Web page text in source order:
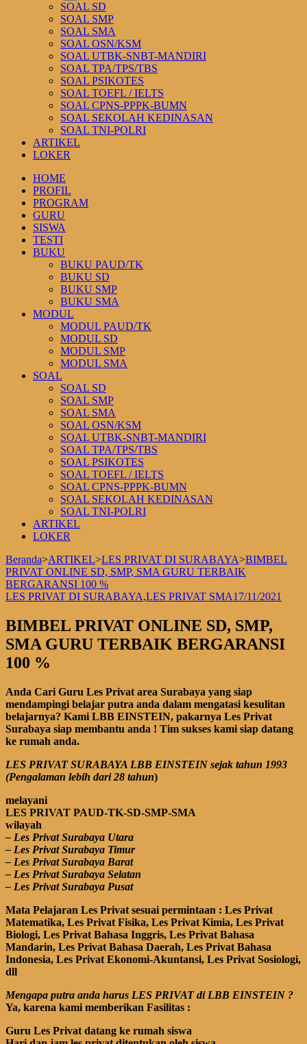
SOAL SD
SOAL SMP
SOAL SMA
SOAL OSN/KSM
SOAL UTBK-SNBT-MANDIRI
SOAL TPA/TPS/TBS
SOAL PSIKOTES
SOAL TOEFL / IELTS
SOAL CPNS-PPPK-BUMN
SOAL SEKOLAH KEDINASAN
SOAL TNI-POLRI
ARTIKEL
LOKER
HOME
PROFIL
PROGRAM
GURU
SISWA
TESTI
BUKU
BUKU PAUD/TK
BUKU SD
BUKU SMP
BUKU SMA
MODUL
MODUL PAUD/TK
MODUL SD
MODUL SMP
MODUL SMA
SOAL
SOAL SD
SOAL SMP
SOAL SMA
SOAL OSN/KSM
SOAL UTBK-SNBT-MANDIRI
SOAL TPA/TPS/TBS
SOAL PSIKOTES
SOAL TOEFL / IELTS
SOAL CPNS-PPPK-BUMN
SOAL SEKOLAH KEDINASAN
SOAL TNI-POLRI
ARTIKEL
LOKER
Beranda>ARTIKEL>LES PRIVAT DI SURABAYA>BIMBEL
PRIVAT ONLINE SD, SMP, SMA GURU TERBAIK
BERGARANSI 100 %
LES PRIVAT DI SURABAYA,LES PRIVAT SMA17/11/2021
BIMBEL PRIVAT ONLINE SD, SMP,
SMA GURU TERBAIK BERGARANSI
100 %
Anda Cari Guru Les Privat area Surabaya yang siap
mendampingi belajar putra anda dalam mengatasi kesulitan
belajarnya? Kami LBB EINSTEIN, pakarnya Les Privat
Surabaya siap membantu anda ! Tim sukses kami siap datang
ke rumah anda.
LES PRIVAT SURABAYA LBB EINSTEIN sejak tahun 1993
(Pengalaman lebih dari 28 tahun)
melayani
LES PRIVAT PAUD-TK-SD-SMP-SMA
wilayah
– Les Privat Surabaya Utara
– Les Privat Surabaya Timur
– Les Privat Surabaya Barat
– Les Privat Surabaya Selatan
– Les Privat Surabaya Pusat
Mata Pelajaran Les Privat sesuai permintaan : Les Privat
Matematika, Les Privat Fisika, Les Privat Kimia, Les Privat
Biologi, Les Privat Bahasa Inggris, Les Privat Bahasa
Mandarin, Les Privat Bahasa Daerah, Les Privat Bahasa
Indonesia, Les Privat Ekonomi-Akuntansi, Les Privat Sosiologi,
dll
Mengapa putra anda harus LES PRIVAT di LBB EINSTEIN ?
Ya, karena kami memberikan Fasilitas :
Guru Les Privat datang ke rumah siswa